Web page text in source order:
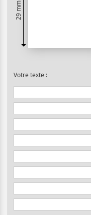
29 mm
Votre texte :